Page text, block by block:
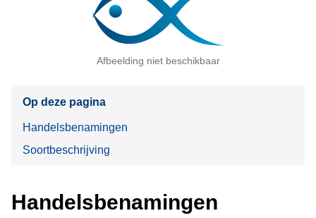
Afbeelding niet beschikbaar
Op deze pagina
Handelsbenamingen
Soortbeschrijving
Handelsbenamingen